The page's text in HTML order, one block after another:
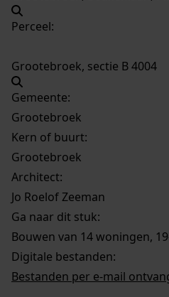
Perceel:
Grootebroek, sectie B 4004
Gemeente:
Grootebroek
Kern of buurt:
Grootebroek
Architect:
Jo Roelof Zeeman
Ga naar dit stuk:
Bouwen van 14 woningen,
Digitale bestanden:
Bestanden per e-mail